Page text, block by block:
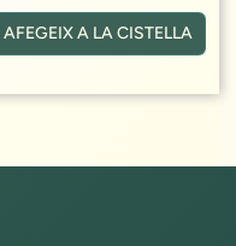
AFEGEIX A LA CISTELLA